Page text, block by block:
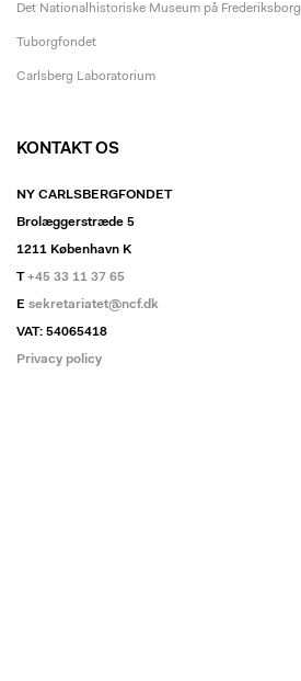
Det Nationalhistoriske Museum på Frederiksborg
Tuborgfondet
Carlsberg Laboratorium
KONTAKT OS
NY CARLSBERGFONDET
Brolæggerstræde 5
1211 København K
T+45 33 11 37 65
E sekretariatet@ncf.dk
VAT: 54065418
Privacy policy